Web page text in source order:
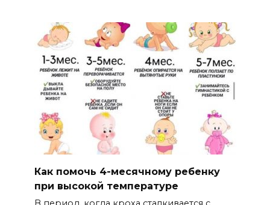
Как помочь 4-месячному ребенку
при высокой температуре